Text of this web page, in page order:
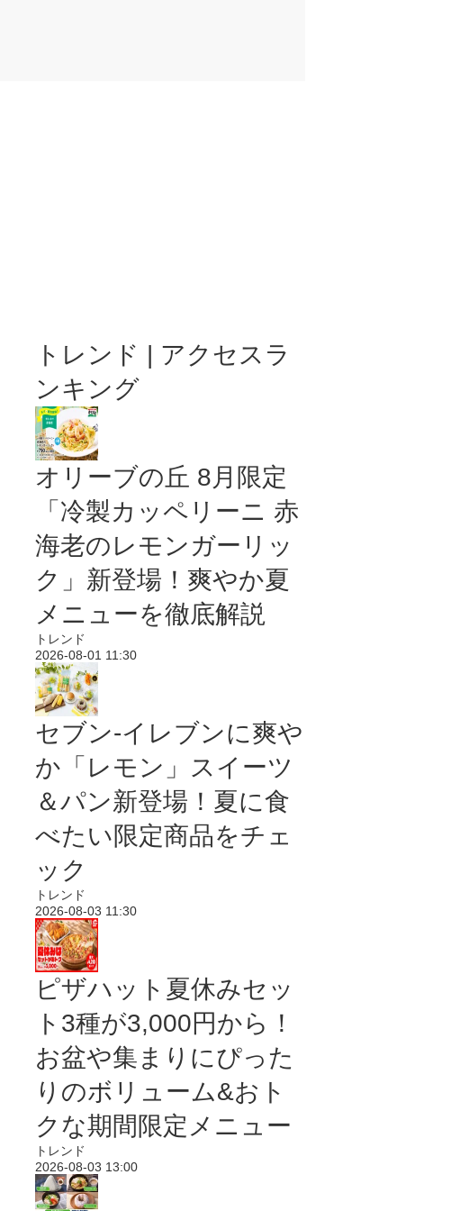
トレンド | アクセスラ
ンキング
オリーブの丘 8月限定
「冷製カッペリーニ 赤
海老のレモンガーリッ
ク」新登場！爽やか夏
メニューを徹底解説
トレンド
2026-08-01 11:30
セブン‐イレブンに爽や
か「レモン」スイーツ
＆パン新登場！夏に食
べたい限定商品をチェ
ック
トレンド
2026-08-03 11:30
ピザハット夏休みセッ
ト3種が3,000円から！
お盆や集まりにぴった
りのボリューム&おト
クな期間限定メニュー
トレンド
2026-08-03 13:00